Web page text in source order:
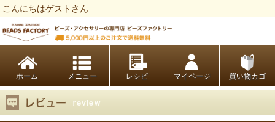
こんにちはゲストさん
ホーム レシピ マイページ 買い物カゴ